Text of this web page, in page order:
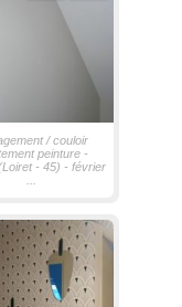
/ couloir
peinture -
- 45) - février